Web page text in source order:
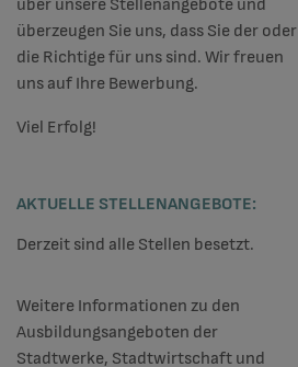
über unsere Stellenangebote und
überzeugen Sie uns, dass Sie der oder
die Richtige für uns sind. Wir freuen
uns auf Ihre Bewerbung.
Viel Erfolg!
AKTUELLE STELLENANGEBOTE:
Derzeit sind alle Stellen besetzt.
Weitere Informationen zu den
Ausbildungsangeboten der
Stadtwerke, Stadtwirtschaft und